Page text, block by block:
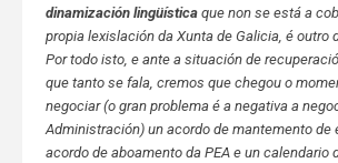
dinamización lingüísticaque non se está a
propia lexislación da Xunta de Galicia, é outro
Por todo isto, e ante a situación de
que tanto se fala, cremos que chegou o
negociar (o gran problema é a negativa a
Administración) un acordo de mantemento de
acordo de aboamento da PEA e un calendario